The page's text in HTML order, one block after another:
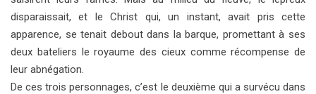
disparaissait, et le Christ qui, un instant, avait pris cette
apparence, se tenait debout dans la barque, promettant à ses
deux bateliers le royaume des cieux comme récompense de
leur abnégation.
De ces trois personnages, c’est le deuxième qui a survécu dans